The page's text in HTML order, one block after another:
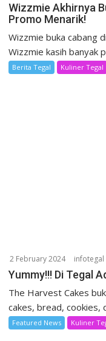
Wizzmie Akhirnya
Promo Menarik!
Wizzmie buka cabang
Wizzmie kasih banyak
Berita Tegal Kuliner Tegal
2 February 2024 infotegal
Yummy!!! Di Tegal
The Harvest Cakes
cakes, bread, cookies,
Featured News Kuliner